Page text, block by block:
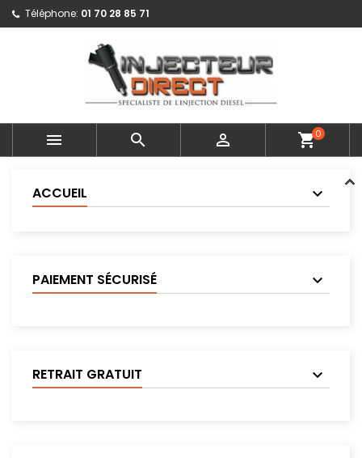
Téléphone: 01 70 28 85 71
   shopping_cart0
ACCUEIL
PAIEMENT SÉCURISÉ
RETRAIT GRATUIT